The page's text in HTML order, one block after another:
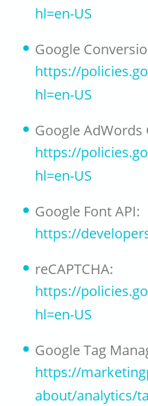
hl=en-US
Google
https://
hl=en-US
Google AdWords
https://
hl=en-US
Google Font API:
https://
reCAPTCHA:
https://
hl=en-US
Google Tag
https://
about/analytics/